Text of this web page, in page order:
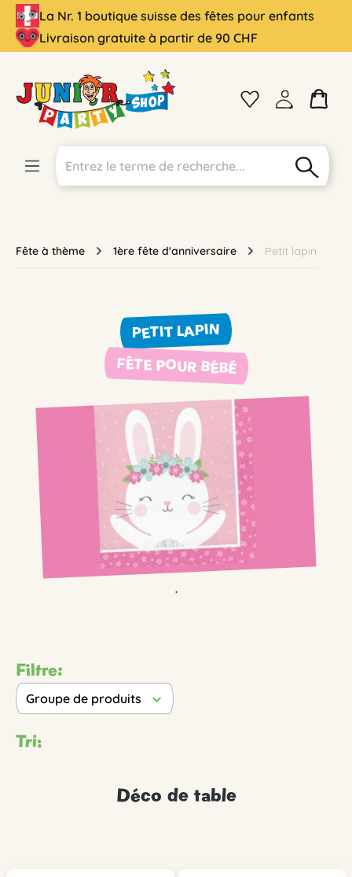
principal
La Nr. 1 boutique suisse des fêtes pour enfants
Livraison gratuite à partir de 90 CHF
Fête à thème 1ère fête d'anniversaire Petit lapin
PETIT LAPIN
FÊTE POUR BÉBÉ
.
Filtre:
Groupe de produits
Tri:
Déco de table